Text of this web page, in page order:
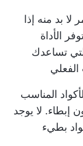
لا بد منه إذا
الأداة
تساعدك
المناسب
إبطاء. لا يوجد
بطيء